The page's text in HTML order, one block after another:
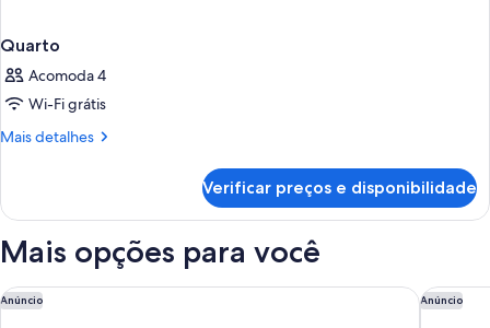
Quarto
Acomoda 4
Wi-Fi grátis
Mais detalhes
Mais
Verificar preços e disponibilidade
Mais opções para você
Anúncio
St. James' Court, A Taj Hotel, London Anúncio
The